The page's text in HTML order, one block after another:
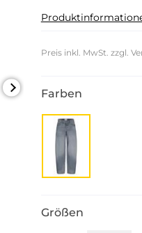
Preis inkl. MwSt. zzgl.
Farben
Größen